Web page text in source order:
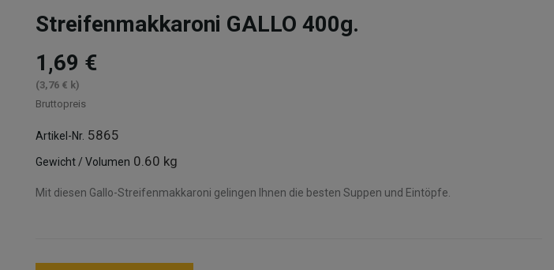
Streifenmakkaroni GALLO 400g.
1,69 €
(3,76 € k)
Bruttopreis
Artikel-Nr. 5865
Gewicht / Volumen 0.60 kg
Mit diesen Gallo-Streifenmakkaroni gelingen Ihnen die besten Suppen und Eintöpfe.